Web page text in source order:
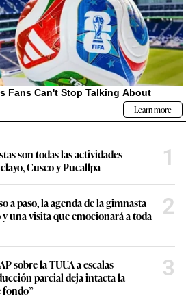
son todas las actividades
Cusco y Pucallpa
1
a paso, la agenda de la gimnasta
una visita que emocionará a toda
2
sobre la TUUA a escalas
parcial deja intacta la
fondo”
3